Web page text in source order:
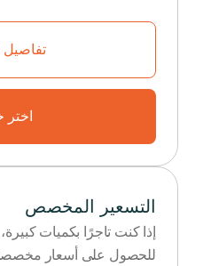
تفاصيل
التسعير المخصص
إذا كنت تاجرًا بكميات
للحصول على أسعار